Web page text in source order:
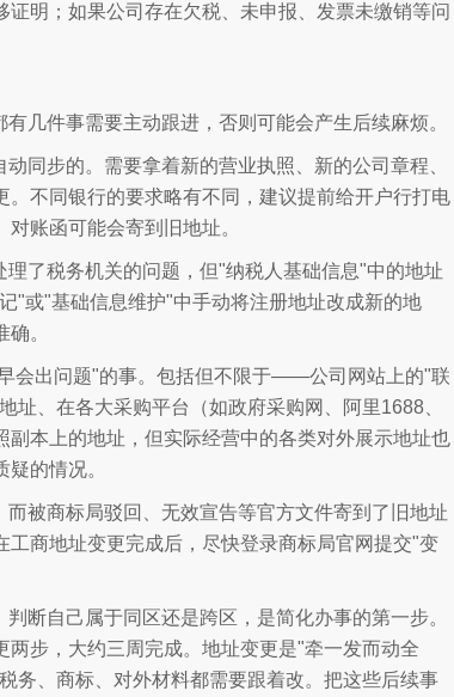
明；如果公司存在欠税、未申报、发票未缴销等问
几件事需要主动跟进，否则可能会产生后续麻烦。
同步的。需要拿着新的营业执照、新的公司章程、
不同银行的要求略有不同，建议提前给开户行打电
账函可能会寄到旧地址。
了税务机关的问题，但"纳税人基础信息"中的地址
"或"基础信息维护"中手动将注册地址改成新的地
。
会出问题"的事。包括但不限于——公司网站上的"联
、在各大采购平台（如政府采购网、阿里1688、
本上的地址，但实际经营中的各类对外展示地址也
的情况。
被商标局驳回、无效宣告等官方文件寄到了旧地址
商地址变更完成后，尽快登录商标局官网提交"变
断自己属于同区还是跨区，是简化办事的第一步。
步，大约三周完成。地址变更是"牵一发而动全
、商标、对外材料都需要跟着改。把这些后续事